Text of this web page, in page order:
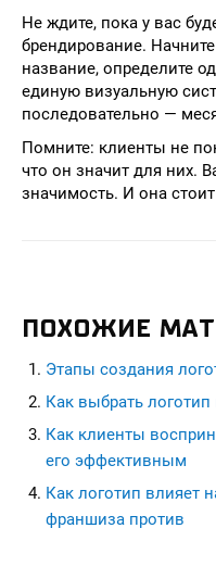
Не ждите, пока у вас
брендирование.
название, определите
единую визуальную
последовательно —
Помните: клиенты не
что он значит для них.
значимость. И она
ПОХОЖИЕ
Этапы создания
Как выбрать
Как клиенты
его эффективным
Как логотип влияет
франшиза против